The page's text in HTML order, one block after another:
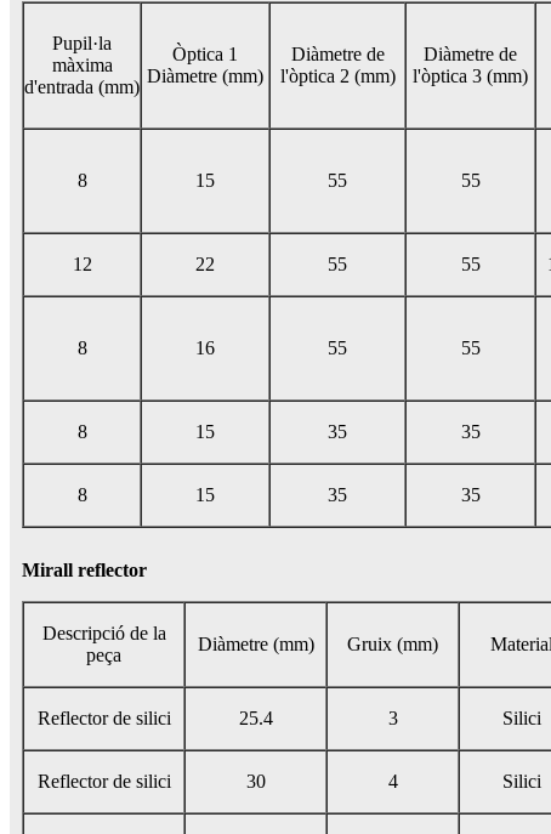
Pupil·la
màxima
d'entrada (mm)
Òptica 1
Diàmetre (mm)
Diàmetre de
l'òptica 2 (mm)
Diàmetre de
l'òptica 3 (mm)
8 15 55 55
12 22 55 55
8 16 55 55
8 15 35 35
8 15 35 35
Mirall reflector
Descripció de la
peça
Diàmetre (mm) Gruix (mm) Material
Reflector de silici 25.4 3 Silici
Reflector de silici 30 4 Silici